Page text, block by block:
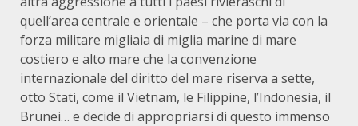
quell’area centrale e orientale – che porta via con la
forza militare migliaia di miglia marine di mare
costiero e alto mare che la convenzione
internazionale del diritto del mare riserva a sette,
otto Stati, come il Vietnam, le Filippine, l’Indonesia, il
Brunei… e decide di appropriarsi di questo immenso